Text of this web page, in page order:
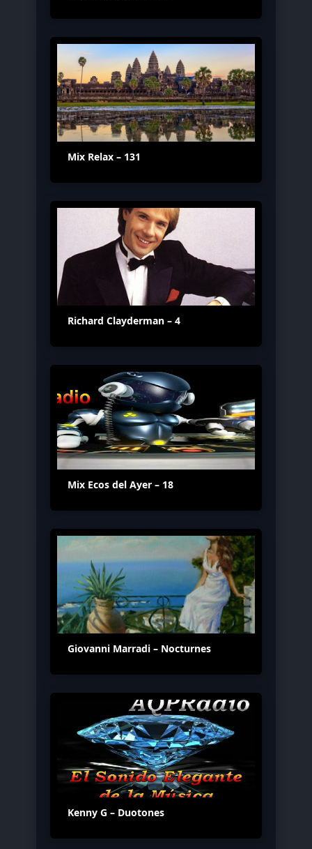
Mix Relax – 131
Richard Clayderman – 4
Mix Ecos del Ayer – 18
Giovanni Marradi – Nocturnes
Kenny G – Duotones